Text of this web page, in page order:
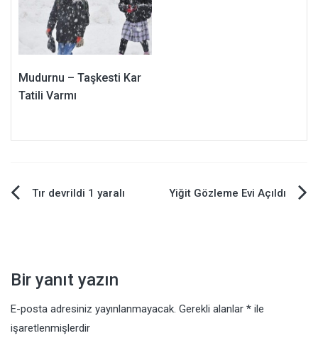
Mudurnu – Taşkesti Kar
Tatili Varmı
YazıTır devrildi 1 yaralı Yiğit Gözleme Evi Açıldı
Bir yanıt yazın
E-posta adresiniz yayınlanmayacak. Gerekli alanlar * ile
işaretlenmişlerdir